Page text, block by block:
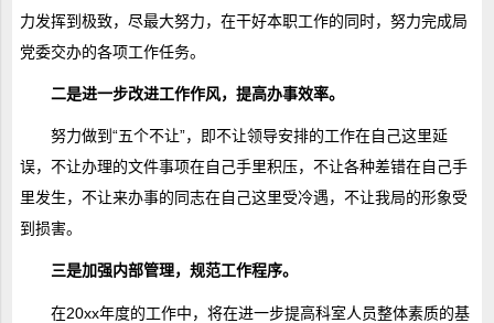
力发挥到极致，尽最大努力，在干好本职工作的同时，努力完成局
党委交办的各项工作任务。
二是进一步改进工作作风，提高办事效率。
努力做到“五个不让”，即不让领导安排的工作在自己这里延
误，不让办理的文件事项在自己手里积压，不让各种差错在自己手
里发生，不让来办事的同志在自己这里受冷遇，不让我局的形象受
到损害。
三是加强内部管理，规范工作程序。
在20xx年度的工作中，将在进一步提高科室人员整体素质的基